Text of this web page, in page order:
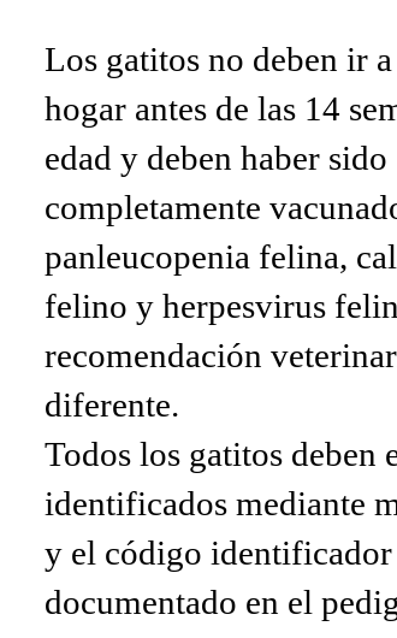
Los gatitos no deben ir
hogar antes de las 14
edad y deben haber sido
completamente
panleucopenia felina,
felino y herpesvirus
recomendación
diferente.
Todos los gatitos deben
identificados mediante
y el código identificador
documentado en el